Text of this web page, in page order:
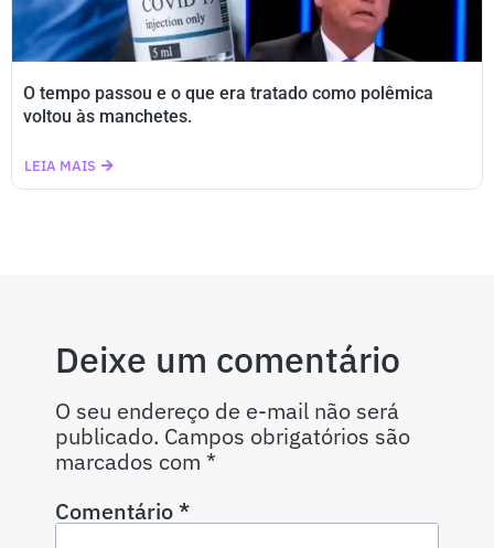
O tempo passou e o que era tratado como polêmica
voltou às manchetes.
LEIA MAIS
Deixe um comentário
O seu endereço de e-mail não será
publicado. Campos obrigatórios são
marcados com *
Comentário*